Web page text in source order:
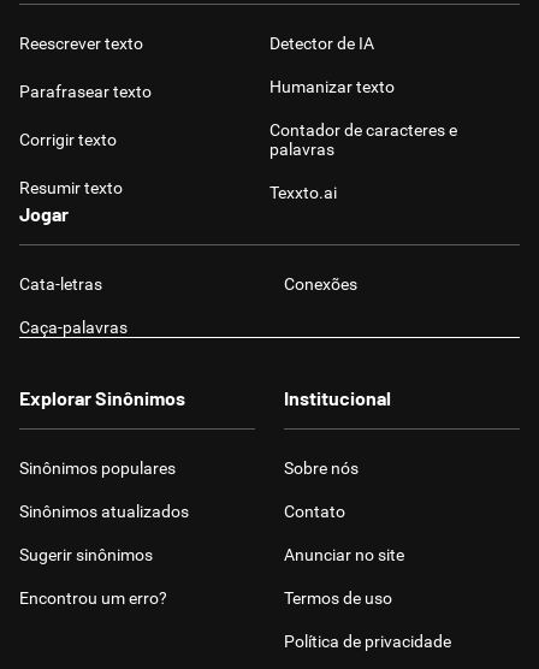
Reescrever texto
Parafrasear texto
Corrigir texto
Resumir texto
Detector de IA
Humanizar texto
Contador de caracteres e
palavras
Texxto.ai
Jogar
Cata-letras Conexões
Caça-palavras
Explorar Sinônimos
Sinônimos populares
Sinônimos atualizados
Sugerir sinônimos
Encontrou um erro?
Institucional
Sobre nós
Contato
Anunciar no site
Termos de uso
Política de privacidade